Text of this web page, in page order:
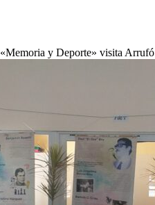
«Memoria y Deporte» visita Arrufó